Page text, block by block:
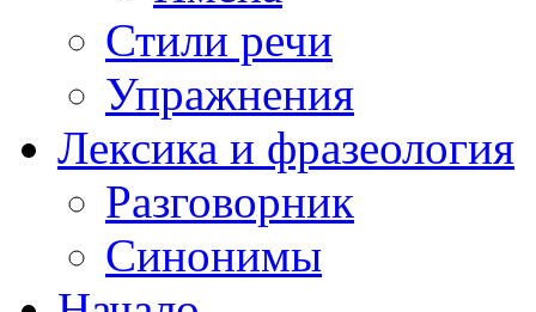
Стили речи
Упражнения
Лексика и фразеология
Разговорник
Синонимы